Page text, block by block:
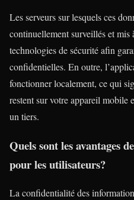
Les serveurs sur lesquels ces
continuellement surveillés et mis
technologies de sécurité afin
confidentielles. En outre,
fonctionner localement, ce qui
restent sur votre appareil mobile
un tiers.
Quels sont les avantages
pour les utilisateurs?
La confidentialité des